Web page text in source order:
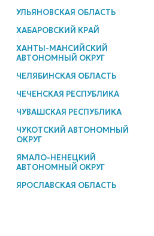
УЛЬЯНОВСКАЯ ОБЛАСТЬ
ХАБАРОВСКИЙ КРАЙ
ХАНТЫ-МАНСИЙСКИЙ
АВТОНОМНЫЙ ОКРУГ
ЧЕЛЯБИНСКАЯ ОБЛАСТЬ
ЧЕЧЕНСКАЯ РЕСПУБЛИКА
ЧУВАШСКАЯ РЕСПУБЛИКА
ЧУКОТСКИЙ АВТОНОМНЫЙ
ОКРУГ
ЯМАЛО-НЕНЕЦКИЙ
АВТОНОМНЫЙ ОКРУГ
ЯРОСЛАВСКАЯ ОБЛАСТЬ